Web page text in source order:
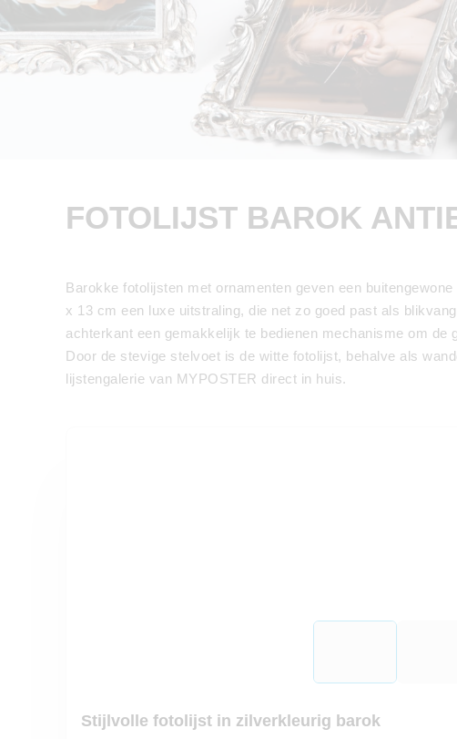
FOTOLIJST BAROK
Barokke fotolijsten met ornamenten geven een
x 13 cm een luxe uitstraling, die net zo goed past als
achterkant een gemakkelijk te bedienen mechanisme om
Door de stevige stelvoet is de witte fotolijst, behalve als
lijstengalerie van MYPOSTER direct in huis.
Stijlvolle fotolijst in zilverkleurig barok